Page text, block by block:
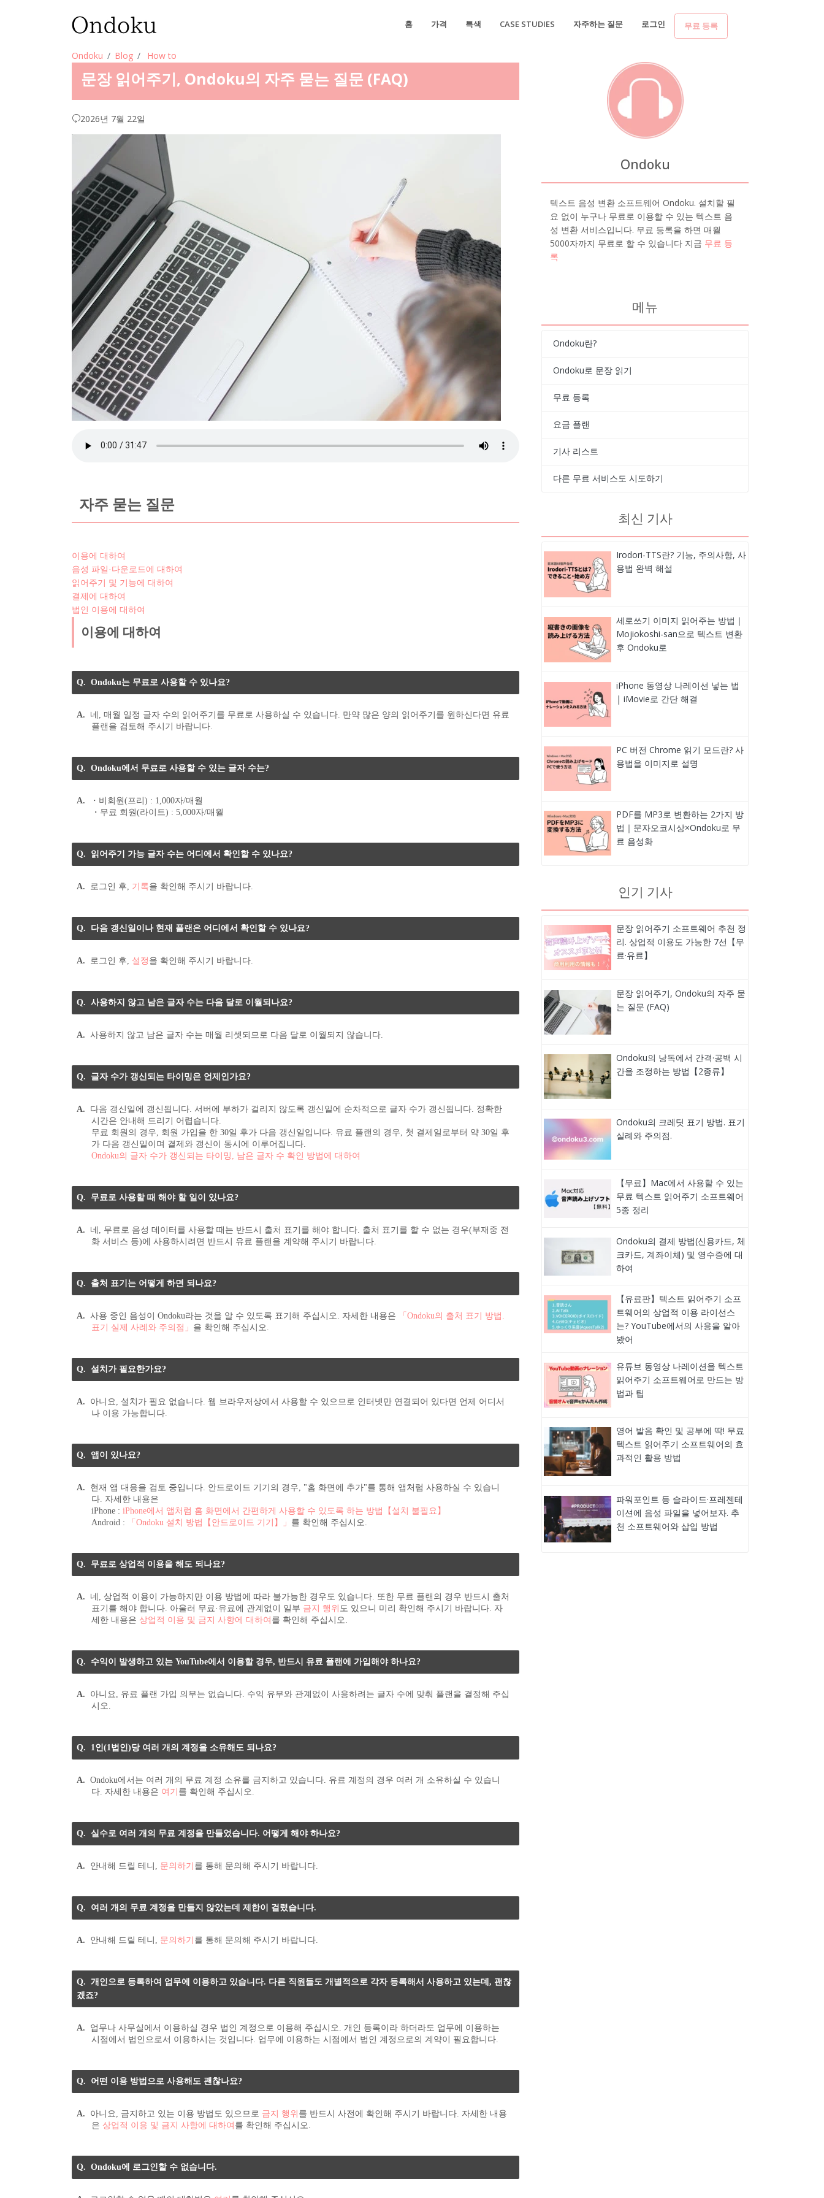
홈 가격 특색 CASE STUDIES 자주하는 질문 로그인 무료 등록
Ondoku Blog How to
문장 읽어주기, Ondoku의 자주 묻는 질문 (FAQ)
2026년 7월 22일
자주 묻는 질문
이용에 대하여
음성 파일·다운로드에 대하여
읽어주기 및 기능에 대하여
결제에 대하여
법인 이용에 대하여
이용에 대하여
Ondoku는 무료로 사용할 수 있나요?
네, 매월 일정 글자 수의 읽어주기를 무료로 사용하실 수 있습니다. 만약 많은 양의 읽어주기를 원하신다면 유료
플랜을 검토해 주시기 바랍니다.
Ondoku에서 무료로 사용할 수 있는 글자 수는?
・비회원(프리) : 1,000자/매월
・무료 회원(라이트) : 5,000자/매월
읽어주기 가능 글자 수는 어디에서 확인할 수 있나요?
로그인 후, 기록을 확인해 주시기 바랍니다.
다음 갱신일이나 현재 플랜은 어디에서 확인할 수 있나요?
로그인 후, 설정 을 확인해 주시기 바랍니다.
사용하지 않고 남은 글자 수는 다음 달로 이월되나요?
사용하지 않고 남은 글자 수는 매월 리셋되므로 다음 달로 이월되지 않습니다.
글자 수가 갱신되는 타이밍은 언제인가요?
다음 갱신일에 갱신됩니다. 서버에 부하가 걸리지 않도록 갱신일에 순차적으로 글자 수가 갱신됩니다. 정확한
시간은 안내해 드리기 어렵습니다.
무료 회원의 경우, 회원 가입을 한 30일 후가 다음 갱신일입니다. 유료 플랜의 경우, 첫 결제일로부터 약 30일 후
가 다음 갱신일이며 결제와 갱신이 동시에 이루어집니다.
Ondoku의 글자 수가 갱신되는 타이밍, 남은 글자 수 확인 방법에 대하여
무료로 사용할 때 해야 할 일이 있나요?
네, 무료로 음성 데이터를 사용할 때는 반드시 출처 표기를 해야 합니다. 출처 표기를 할 수 없는 경우(부재중 전
화 서비스 등)에 사용하시려면 반드시 유료 플랜을 계약해 주시기 바랍니다.
출처 표기는 어떻게 하면 되나요?
사용 중인 음성이 Ondoku라는 것을 알 수 있도록 표기해 주십시오. 자세한 내용은
「Ondoku의 출처 표기 방법.
표기 실제 사례와 주의점」 을 확인해 주십시오.
설치가 필요한가요?
아니요, 설치가 필요 없습니다. 웹 브라우저상에서 사용할 수 있으므로 인터넷만 연결되어 있다면 언제 어디서
나 이용 가능합니다.
앱이 있나요?
현재 앱 대응을 검토 중입니다. 안드로이드 기기의 경우, "홈 화면에 추가"를 통해 앱처럼 사용하실 수 있습니
다. 자세한 내용은
iPhone : iPhone에서 앱처럼 홈 화면에서 간편하게 사용할 수 있도록 하는 방법【설치 불필요】
Android :
「Ondoku 설치 방법【안드로이드 기기】」 를 확인해 주십시오.
무료로 상업적 이용을 해도 되나요?
네, 상업적 이용이 가능하지만 이용 방법에 따라 불가능한 경우도 있습니다. 또한 무료 플랜의 경우 반드시 출처
표기를 해야 합니다. 아울러 무료·유료에 관계없이 일부 금지 행위 도 있으니 미리 확인해 주시기 바랍니다. 자
세한 내용은 상업적 이용 및 금지 사항에 대하여 를 확인해 주십시오.
수익이 발생하고 있는 YouTube에서 이용할 경우, 반드시 유료 플랜에 가입해야 하나요?
아니요, 유료 플랜 가입 의무는 없습니다. 수익 유무와 관계없이 사용하려는 글자 수에 맞춰 플랜을 결정해 주십
시오.
1인(1법인)당 여러 개의 계정을 소유해도 되나요?
Ondoku에서는 여러 개의 무료 계정 소유를 금지하고 있습니다. 유료 계정의 경우 여러 개 소유하실 수 있습니
다. 자세한 내용은 여기 를 확인해 주십시오.
실수로 여러 개의 무료 계정을 만들었습니다. 어떻게 해야 하나요?
안내해 드릴 테니, 문의하기 를 통해 문의해 주시기 바랍니다.
여러 개의 무료 계정을 만들지 않았는데 제한이 걸렸습니다.
안내해 드릴 테니, 문의하기 를 통해 문의해 주시기 바랍니다.
개인으로 등록하여 업무에 이용하고 있습니다. 다른 직원들도 개별적으로 각자 등록해서 사용하고 있는데, 괜찮
겠죠?
업무나 사무실에서 이용하실 경우 법인 계정으로 이용해 주십시오. 개인 등록이라 하더라도 업무에 이용하는
시점에서 법인으로서 이용하시는 것입니다. 업무에 이용하는 시점에서 법인 계정으로의 계약이 필요합니다.
어떤 이용 방법으로 사용해도 괜찮나요?
아니요, 금지하고 있는 이용 방법도 있으므로 금지 행위 를 반드시 사전에 확인해 주시기 바랍니다. 자세한 내용
은 상업적 이용 및 금지 사항에 대하여 를 확인해 주십시오.
Ondoku에 로그인할 수 없습니다.
Ondoku
텍스트 음성 변환 소프트웨어 Ondoku. 설치할 필
요 없이 누구나 무료로 이용할 수 있는 텍스트 음
성 변환 서비스입니다. 무료 등록을 하면 매월
5000자까지 무료로 할 수 있습니다 지금 무료 등
록
메뉴
Ondoku란?
Ondoku로 문장 읽기
무료 등록
요금 플랜
기사 리스트
다른 무료 서비스도 시도하기
최신 기사
Irodori-TTS란? 기능, 주의사항, 사
용법 완벽 해설
세로쓰기 이미지 읽어주는 방법｜
Mojiokoshi-san으로 텍스트 변환
후 Ondoku로
iPhone 동영상 나레이션 넣는 법
| iMovie로 간단 해결
PC 버전 Chrome 읽기 모드란? 사
용법을 이미지로 설명
PDF를 MP3로 변환하는 2가지 방
법｜문자오코시상×Ondoku로 무
료 음성화
인기 기사
문장 읽어주기 소프트웨어 추천 정
리. 상업적 이용도 가능한 7선【무
료·유료】
문장 읽어주기, Ondoku의 자주 묻
는 질문 (FAQ)
Ondoku의 낭독에서 간격·공백 시
간을 조정하는 방법【2종류】
Ondoku의 크레딧 표기 방법. 표기
실례와 주의점.
【무료】Mac에서 사용할 수 있는
무료 텍스트 읽어주기 소프트웨어
5종 정리
Ondoku의 결제 방법(신용카드, 체
크카드, 계좌이체) 및 영수증에 대
하여
【유료판】텍스트 읽어주기 소프
트웨어의 상업적 이용 라이선스
는? YouTube에서의 사용을 알아
봤어
유튜브 동영상 나레이션을 텍스트
읽어주기 소프트웨어로 만드는 방
법과 팁
영어 발음 확인 및 공부에 딱! 무료
텍스트 읽어주기 소프트웨어의 효
과적인 활용 방법
파워포인트 등 슬라이드·프레젠테
이션에 음성 파일을 넣어보자. 추
천 소프트웨어와 삽입 방법